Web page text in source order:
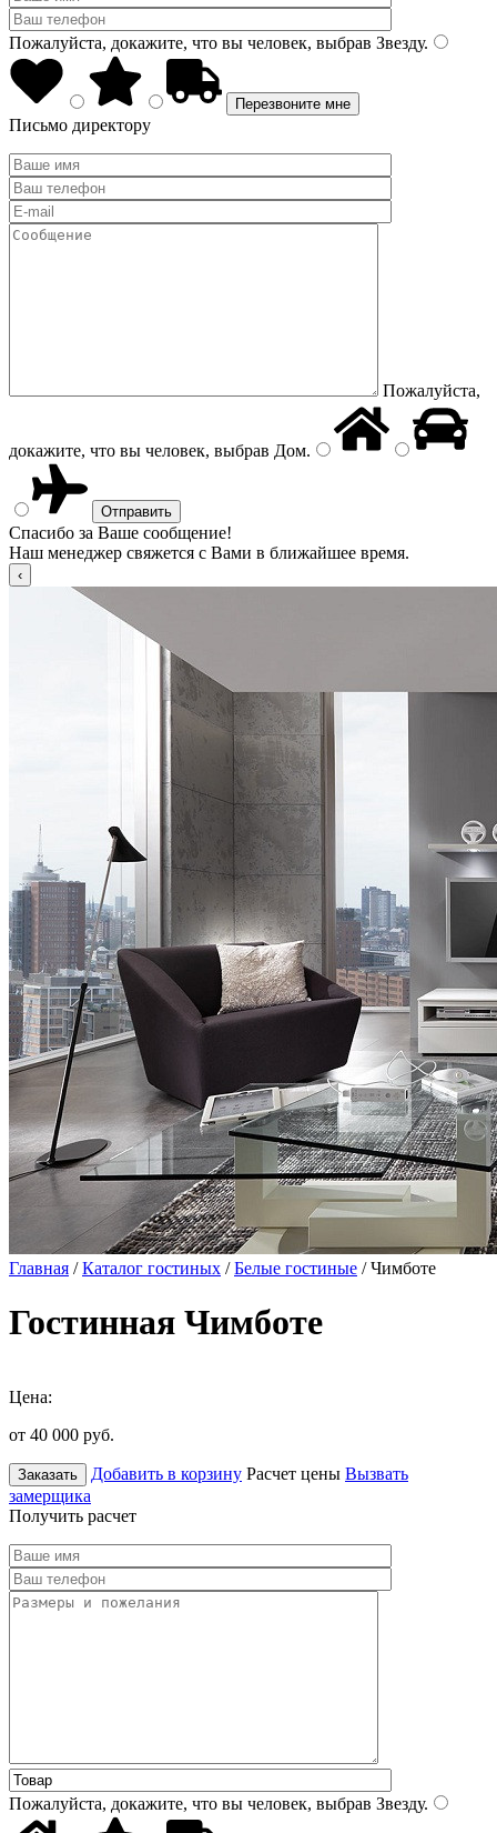
Пожалуйста, докажите, что вы человек, выбрав Звезду.
Письмо директору
Пожалуйста,
докажите, что вы человек, выбрав Дом.
Спасибо за Ваше сообщение!
Наш менеджер свяжется с Вами в ближайшее время.
Главная /Каталог гостиных /Белые гостиные / Чимботе
Гостинная Чимботе
Цена:
от 40 000 руб.
Заказать Добавить в корзину Расчет цены Вызвать
замерщика
Получить расчет
Пожалуйста, докажите, что вы человек, выбрав Звезду.